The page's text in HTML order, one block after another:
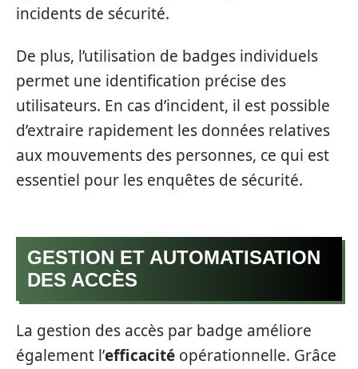
incidents de sécurité.
De plus, l’utilisation de badges individuels
permet une identification précise des
utilisateurs. En cas d’incident, il est possible
d’extraire rapidement les données relatives
aux mouvements des personnes, ce qui est
essentiel pour les enquêtes de sécurité.
GESTION ET AUTOMATISATION
DES ACCÈS
La gestion des accès par badge améliore
également l’efficacité opérationnelle. Grâce